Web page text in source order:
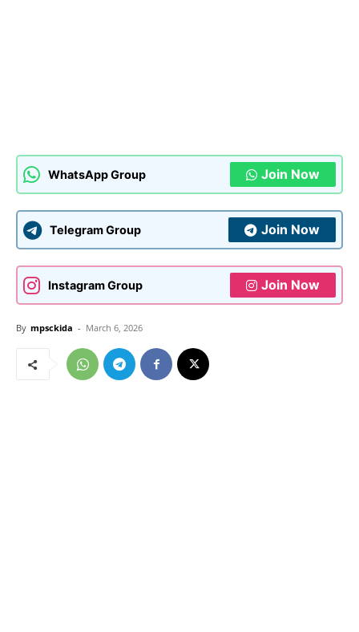
WhatsApp Group Join Now
Telegram Group Join Now
Instagram Group Join Now
By mpsckida - March 6, 2026